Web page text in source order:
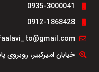
0935-3000041
0912-1868428
خیابان امیرکبیر، روبروی